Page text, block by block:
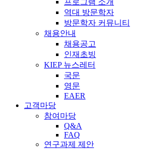
역대 방문학자
방문학자 커뮤니티
채용안내
채용공고
인재초빙
KIEP 뉴스레터
국문
영문
EAER
고객마당
참여마당
Q&A
FAQ
연구과제 제안